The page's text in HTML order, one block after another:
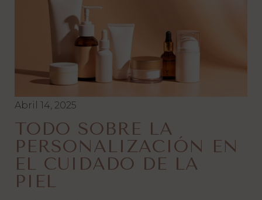
Abril 14, 2025
TODO SOBRE LA
PERSONALIZACIÓN EN
EL CUIDADO DE LA
PIEL